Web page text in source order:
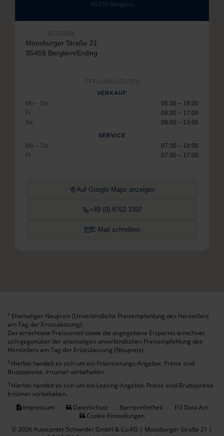
85459 Berglern
ADRESSE
Moosburger Straße 21
85459 Berglern/Erding
ÖFFNUNGSZEITEN
VERKAUF
Mo – Do
08:30 – 18:00
Fr
08:30 – 17:00
Sa
09:00 – 13:00
SERVICE
Mo – Do
07:30 – 18:00
Fr
07:30 – 17:00
Auf Google Maps anzeigen
+49 (0) 8762 3397
E-Mail schreiben
1 Ehemaliger Neupreis (Unverbindliche Preisempfehlung des Herstellers
am Tag der Erstzulassung).
Der errechnete Preisvorteil sowie die angegebene Ersparnis errechnet
sich gegenüber der ehemaligen unverbindlichen Preisempfehlung des
Herstellers am Tag der Erstzulassung (Neupreis).
2 Hierbei handelt es sich um ein Finanzierungs-Angebot. Preise sind
Bruttopreise. Irrtümer vorbehalten.
3 Hierbei handelt es sich um ein Leasing-Angebot. Preise sind Bruttopreise.
Irrtümer vorbehalten.
Impressum
Datenschutz Barrierefreiheit
EU Data Act
Cookie Einstellungen
© 2026 Autocenter Schneider GmbH & Co.KG | Moosburger Straße 21 |